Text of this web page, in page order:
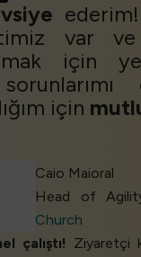
var ve
için
için
Caio Maioral
Head of
Church
çalıştı! Ziyaretçi